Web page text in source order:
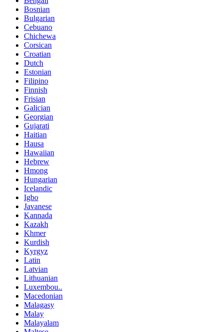
Bosnian
Bulgarian
Cebuano
Chichewa
Corsican
Croatian
Dutch
Estonian
Filipino
Finnish
Frisian
Galician
Georgian
Gujarati
Haitian
Hausa
Hawaiian
Hebrew
Hmong
Hungarian
Icelandic
Igbo
Javanese
Kannada
Kazakh
Khmer
Kurdish
Kyrgyz
Latin
Latvian
Lithuanian
Luxembou..
Macedonian
Malagasy
Malay
Malayalam